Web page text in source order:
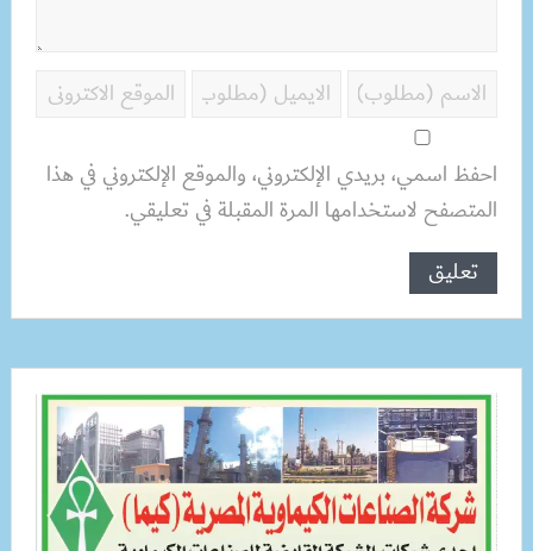
احفظ اسمي، بريدي الإلكتروني، والموقع الإلكتروني في هذا
المتصفح لاستخدامها المرة المقبلة في تعليقي.